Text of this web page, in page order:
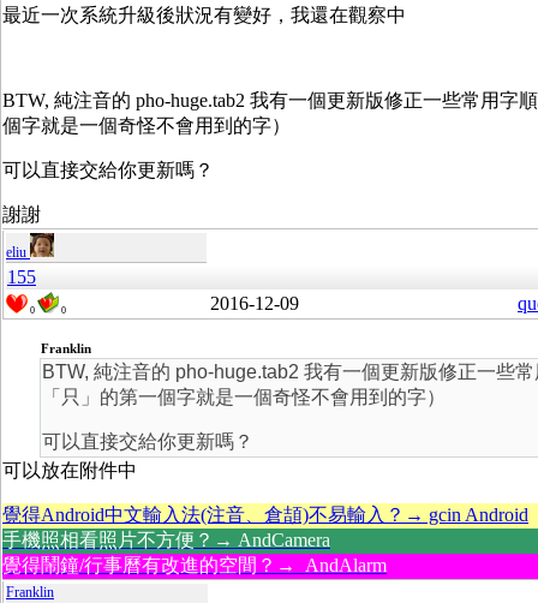
最近一次系統升級後狀況有變好，我還在觀察中
BTW, 純注音的 pho-huge.tab2 我有一個更新版修正一些常用字
個字就是一個奇怪不會用到的字）
可以直接交給你更新嗎？
謝謝
eliu
155
0 0 2016-12-09
Franklin
BTW, 純注音的 pho-huge.tab2 我有一個更新版修正一些
「只」的第一個字就是一個奇怪不會用到的字）
可以直接交給你更新嗎？
可以放在附件中
覺得Android中文輸入法(注音、倉頡)不易輸入？→ gcin Android
手機照相看照片不方便？→ AndCamera
覺得鬧鐘/行事曆有改進的空間？→ AndAlarm
Franklin